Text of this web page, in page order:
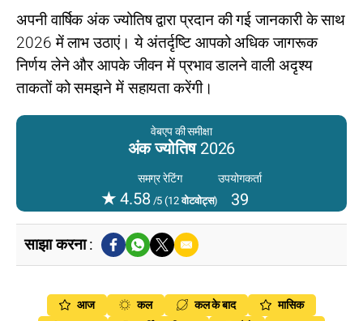
अपनी वार्षिक अंक ज्योतिष द्वारा प्रदान की गई जानकारी के साथ
2026 में लाभ उठाएं। ये अंतर्दृष्टि आपको अधिक जागरूक
निर्णय लेने और आपके जीवन में प्रभाव डालने वाली अदृश्य
ताकतों को समझने में सहायता करेंगी।
वेबएप की समीक्षा
अंक ज्योतिष 2026
समग्र रेटिंग
★4.58 /5 (12वोटवोट्स)
उपयोगकर्ता
39
साझा करना :
आज कल कल के बाद
मासिक